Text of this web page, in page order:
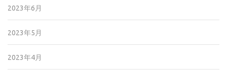
2023年6月
2023年5月
2023年4月